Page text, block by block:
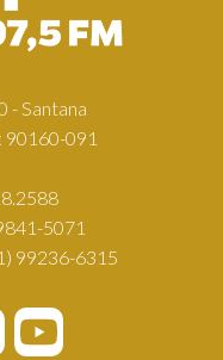
- Santana
90160-091
5071
99236-6315